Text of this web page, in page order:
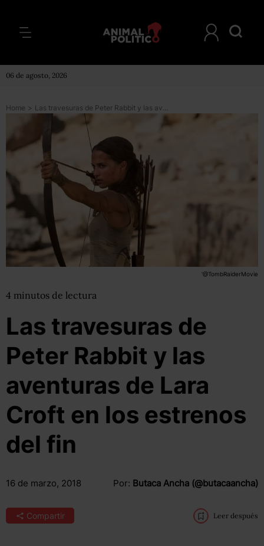
06 de agosto, 2026
Home > Las travesuras de Peter Rabbit y las aventuras de Lara Croft en los estrenos del fin
'@TombRaiderMovie
4 minutos de lectura
Las travesuras de
Peter Rabbit y las
aventuras de Lara
Croft en los estrenos
del fin
16 de marzo, 2018 Por: Butaca Ancha (@butacaancha)
Compartir Leer después